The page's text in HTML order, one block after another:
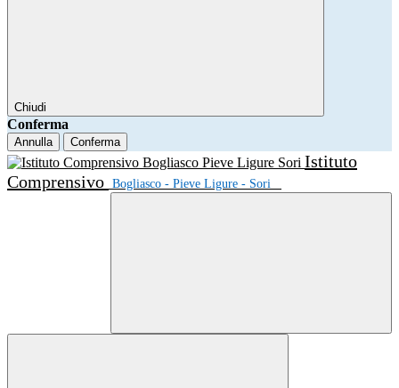
Chiudi
Conferma
Annulla Conferma
Istituto
Comprensivo Bogliasco - Pieve Ligure - Sori